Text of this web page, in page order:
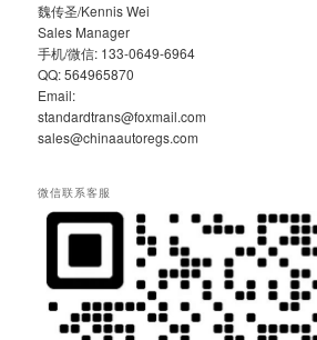
魏传圣/Kennis Wei
Sales Manager
手机/微信: 133-0649-6964
QQ: 564965870
Email:
standardtrans@foxmail.com
sales@chinaautoregs.com
微信联系客服